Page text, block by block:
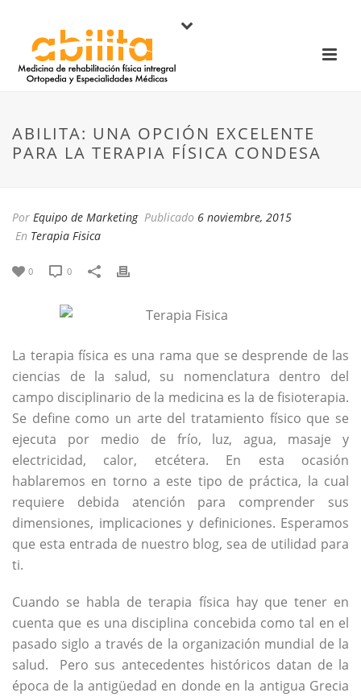
ABILITA: UNA OPCIÓN EXCELENTE
PARA LA TERAPIA FÍSICA CONDESA
Por Equipo de Marketing Publicado 6 noviembre, 2015
En Terapia Fisica
0 0
La terapia física es una rama que se desprende de las
ciencias de la salud, su nomenclatura dentro del
campo disciplinario de la medicina es la de fisioterapia.
Se define como un arte del tratamiento físico que se
ejecuta por medio de frío, luz, agua, masaje y
electricidad, calor, etcétera. En esta ocasión
hablaremos en torno a este tipo de práctica, la cual
requiere debida atención para comprender sus
dimensiones, implicaciones y definiciones. Esperamos
que esta entrada de nuestro blog, sea de utilidad para
ti.
Cuando se habla de terapia física hay que tener en
cuenta que es una disciplina concebida como tal en el
pasado siglo a través de la organización mundial de la
salud. Pero sus antecedentes históricos datan de la
época de la antigüedad en donde en la antigua Grecia